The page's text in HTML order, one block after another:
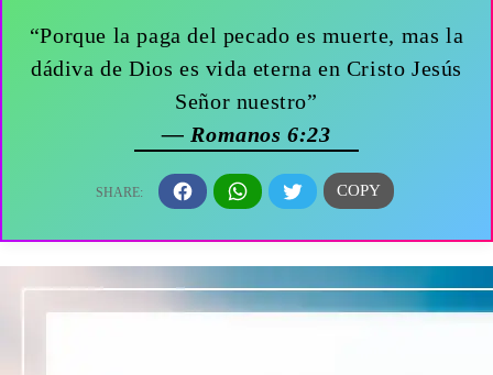
“Porque la paga del pecado es muerte, mas la
dádiva de Dios es vida eterna en Cristo Jesús
Señor nuestro”
— Romanos 6:23